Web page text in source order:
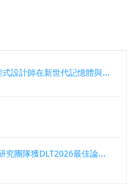
【專題演講】 梁郁珮教授 程式設計師在新世代記憶體與儲存系統中的角色與挑戰
周兆龍及郭崇韋老師指導的研究團隊獲DLT2026最佳論文獎